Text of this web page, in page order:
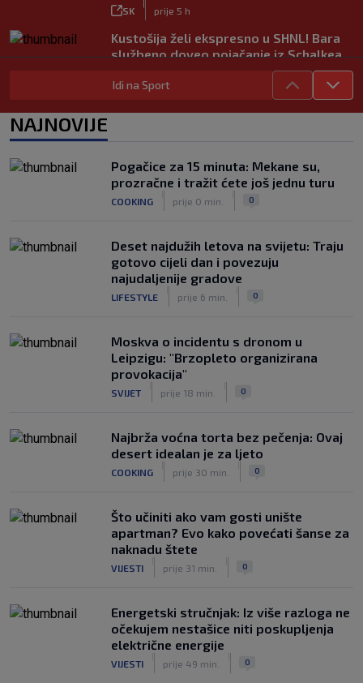
SK prije 5 h
Kustošija želi ekspresno u SHNL! Bara
službeno doveo pojačanje iz Schalkea
Tomiyasu se vraća u Premier ligu,
postat će suigrač bivšeg Vatrenog
Veliko priznanje za hrvatskog
stručnjaka: Jurica Žuža novi je pomoćni
trener Barcelone
|
prije 2 h
Idi na Sport
NAJNOVIJE
Pogačice za 15 minuta: Mekane su,
prozračne i tražit ćete još jednu turu
COOKING prije 0 min. 0
Deset najdužih letova na svijetu: Traju
gotovo cijeli dan i povezuju
najudaljenije gradove
LIFESTYLE prije 6 min. 0
Moskva o incidentu s dronom u
Leipzigu: "Brzopleto organizirana
provokacija"
SVIJET prije 18 min. 0
Najbrža voćna torta bez pečenja: Ovaj
desert idealan je za ljeto
COOKING prije 30 min. 0
Što učiniti ako vam gosti unište
apartman? Evo kako povećati šanse za
naknadu štete
VIJESTI prije 31 min. 0
Energetski stručnjak: Iz više razloga ne
očekujem nestašice niti poskupljenja
električne energije
VIJESTI prije 49 min. 0